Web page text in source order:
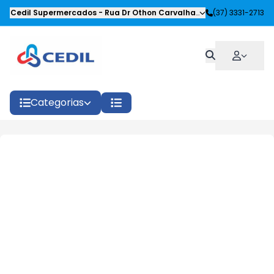
Cedil Supermercados- Rua Dr Othon Carvalhaes Siqueira,Oliveira
(37) 3331-2713
Categorias